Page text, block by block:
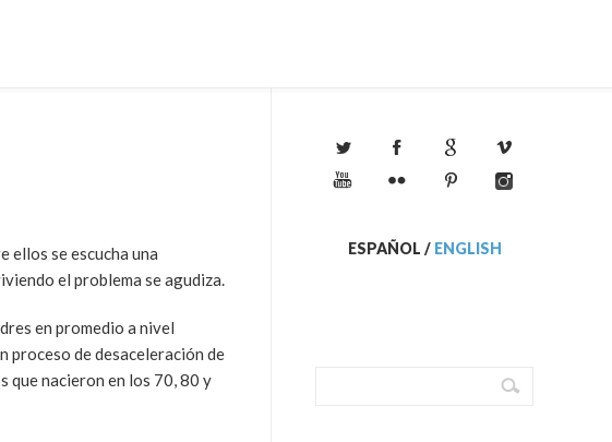
ellos se escucha una
el problema se agudiza.
en promedio a nivel
proceso de desaceleración de
que nacieron en los 70, 80 y
ESPAÑOL / ENGLISH